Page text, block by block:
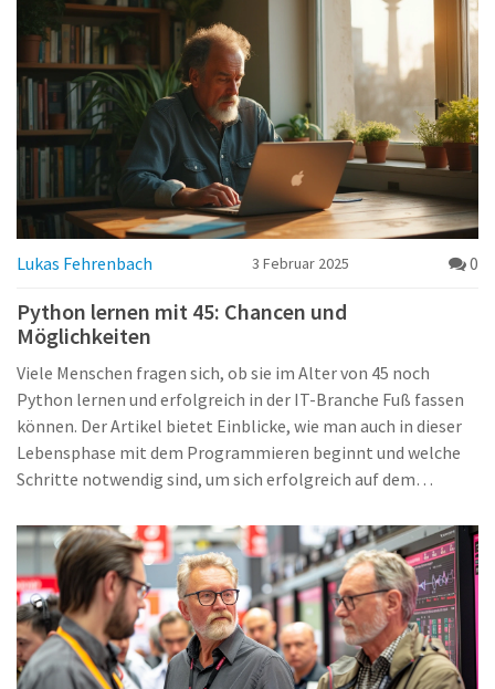
Karrieremöglichkeiten rundet das Thema ab.
Lukas Fehrenbach 3 Februar 2025 0
Python lernen mit 45: Chancen und
Möglichkeiten
Viele Menschen fragen sich, ob sie im Alter von 45 noch
Python lernen und erfolgreich in der IT-Branche Fuß fassen
können. Der Artikel bietet Einblicke, wie man auch in dieser
Lebensphase mit dem Programmieren beginnt und welche
Schritte notwendig sind, um sich erfolgreich auf dem
Lernstrategien und Ressourcen vorgestellt, die den Einstieg
erleichtern. Es wird auch erörtert, welche beruflichen
Möglichkeiten sich nach dem Erlernen von Python eröffnen
können.